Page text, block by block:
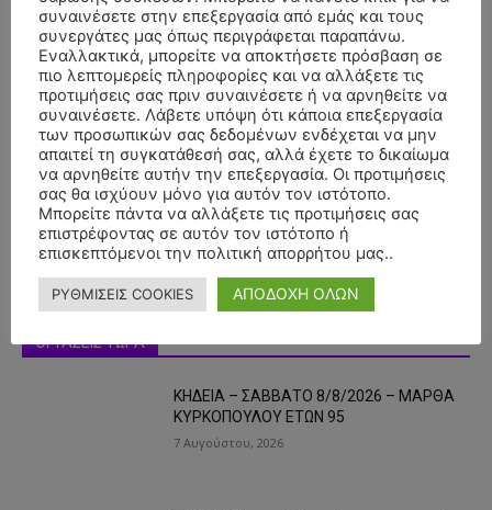
- Advertisment -
ΟΙ ΤΑΣΕΙΣ ΤΩΡΑ
ΚΗΔΕΙΑ – ΣΑΒΒΑΤΟ 8/8/2026 – ΜΑΡΘΑ
ΚΥΡΚΟΠΟΥΛΟΥ ΕΤΩΝ 95
7 Αυγούστου, 2026
συναινέσετε στην επεξεργασία από εμάς και τους
συνεργάτες μας όπως περιγράφεται παραπάνω.
Εναλλακτικά, μπορείτε να αποκτήσετε πρόσβαση σε
πιο λεπτομερείς πληροφορίες και να αλλάξετε τις
προτιμήσεις σας πριν συναινέσετε ή να αρνηθείτε να
συναινέσετε. Λάβετε υπόψη ότι κάποια επεξεργασία
των προσωπικών σας δεδομένων ενδέχεται να μην
απαιτεί τη συγκατάθεσή σας, αλλά έχετε το δικαίωμα
να αρνηθείτε αυτήν την επεξεργασία. Οι προτιμήσεις
σας θα ισχύουν μόνο για αυτόν τον ιστότοπο.
Μπορείτε πάντα να αλλάξετε τις προτιμήσεις σας
επιστρέφοντας σε αυτόν τον ιστότοπο ή
επισκεπτόμενοι την πολιτική απορρήτου μας..
ΡΥΘΜΙΣΕΙΣ COOKIES ΑΠΟΔΟΧΗ ΟΛΩΝ